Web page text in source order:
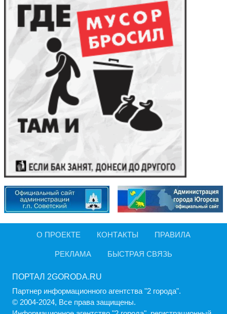
О ПРОЕКТЕ КОНТАКТЫ ПРАВИЛА
РЕКЛАМА БЫСТРАЯ СВЯЗЬ
ПОРТАЛ 2GORODA.RU
Партнер информационного агентства "2 города".
© 2004-2024, Все права защищены.